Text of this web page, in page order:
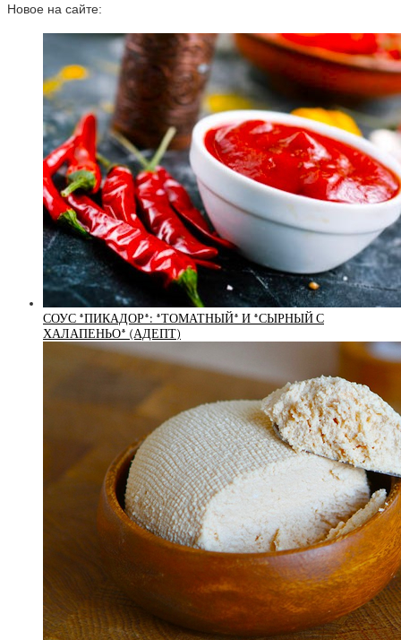
Новое на сайте:
СОУС *ПИКАДОР*: *ТОМАТНЫЙ* И *СЫРНЫЙ С
ХАЛАПЕНЬО* (АДЕПТ)